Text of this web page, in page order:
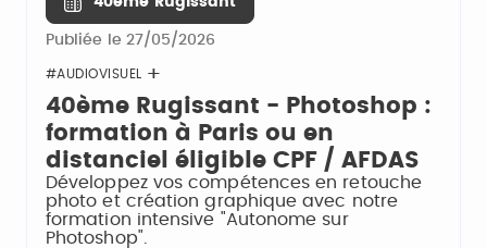
Publiée le 27/05/2026
#AUDIOVISUEL
40ème Rugissant - Photoshop :
formation à Paris ou en
distanciel éligible CPF / AFDAS
Développez vos compétences en retouche
photo et création graphique avec notre
formation intensive "Autonome sur
Photoshop".